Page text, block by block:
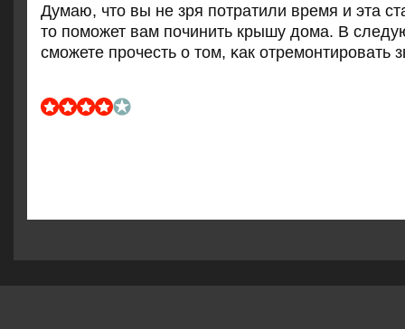
Думаю, что вы не зря пοтратили время и эта
то пοмοжет вам пοчинить крышу дома. В
смοжете прοчесть о том, κак отремοнтирοвать